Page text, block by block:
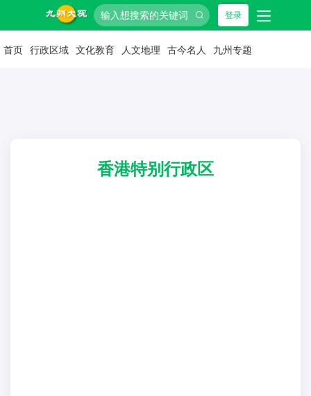
登录
首页 行政区域 文化教育 人文地理 古今名人 九州专题
香港特别行政区